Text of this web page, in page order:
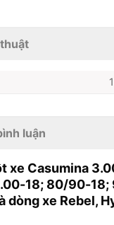
luận
xe Casumina
18; 80/90-
dòng xe Rebel,